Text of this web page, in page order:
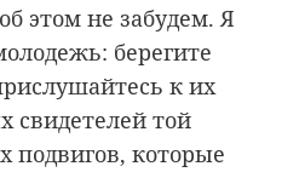
этом не забудем. Я
берегите
к их
свидетелей той
подвигов, которые